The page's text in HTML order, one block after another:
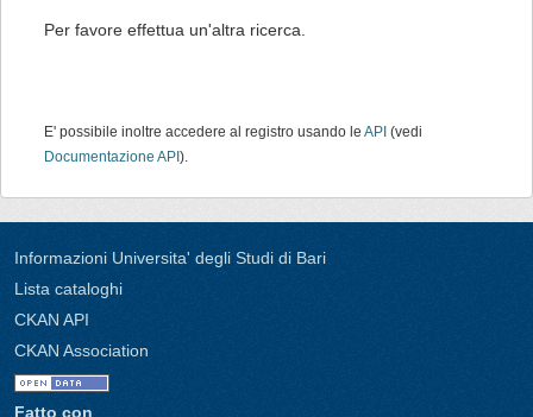
Per favore effettua un'altra ricerca.
E' possibile inoltre accedere al registro usando le API (vedi
Documentazione API ).
Informazioni Universita' degli Studi di Bari
Lista cataloghi
CKAN API
CKAN Association
Fatto con